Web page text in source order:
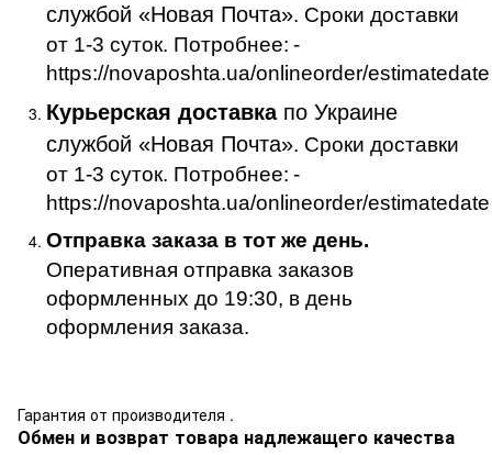
службой «Новая Почта». Сроки доставки
от 1-3 суток. Потробнее: -
https://novaposhta.ua/onlineorder/estimatedate
Курьерская доставка по Украине
службой «Новая Почта». Сроки доставки
от 1-3 суток. Потробнее: -
https://novaposhta.ua/onlineorder/estimatedate
Отправка заказа в тот же день.
Оперативная отправка заказов
оформленных до 19:30, в день
оформления заказа.
Гарантия от производителя .
Обмен и возврат товара надлежащего качества